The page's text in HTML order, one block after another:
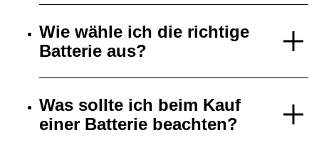
Wie wähle ich die richtige
Batterie aus?
Was sollte ich beim Kauf
einer Batterie beachten?